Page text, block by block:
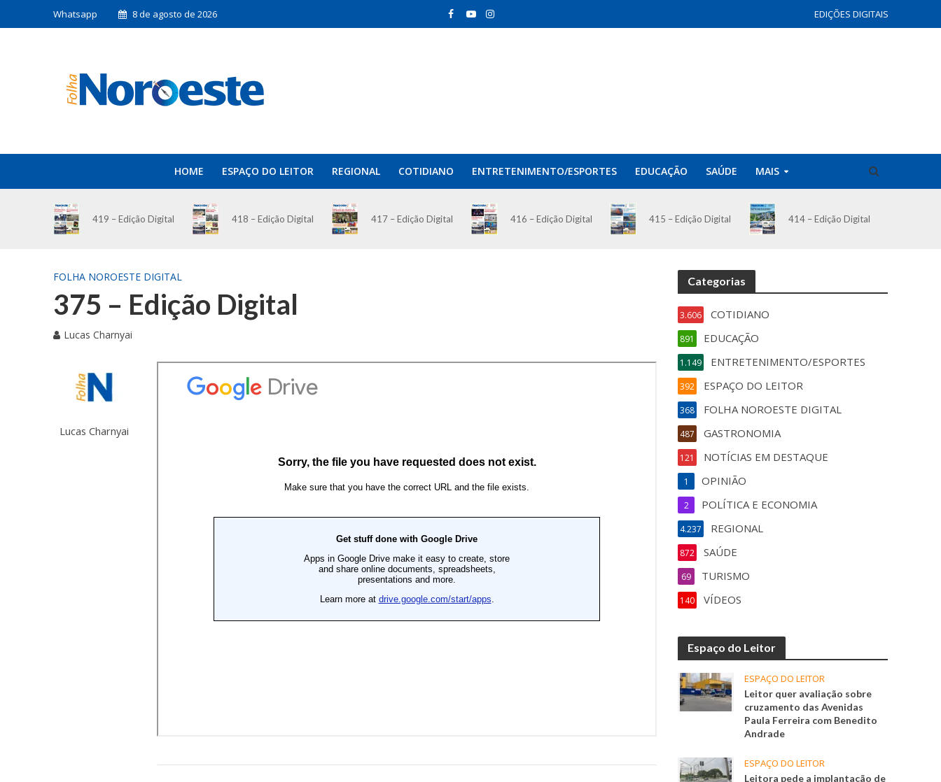
Whatsapp 8 de agosto de 2026 EDIÇÕES DIGITAIS
HOME ESPAÇO DO LEITOR REGIONAL COTIDIANO ENTRETENIMENTO/ESPORTES EDUCAÇÃO SAÚDE MAIS
419 – Edição Digital 418 – Edição Digital 417 – Edição Digital 416 – Edição Digital 415 – Edição Digital 414 – Edição Digital
FOLHA NOROESTE DIGITAL
375 – Edição Digital
Lucas Charnyai
Lucas Charnyai
Categorias
COTIDIANO
3.606
EDUCAÇÃO
891
ENTRETENIMENTO/ESPORTES
1.149
ESPAÇO DO LEITOR
392
FOLHA NOROESTE DIGITAL
368
GASTRONOMIA
487
NOTÍCIAS EM DESTAQUE
121
OPINIÃO
1
POLÍTICA E ECONOMIA
2
REGIONAL
4.237
SAÚDE
872
TURISMO
69
VÍDEOS
140
Espaço do Leitor
ESPAÇO DO LEITOR
Leitor quer avaliação sobre
cruzamento das Avenidas
Paula Ferreira com Benedito
Andrade
ESPAÇO DO LEITOR
Leitora pede a implantação de